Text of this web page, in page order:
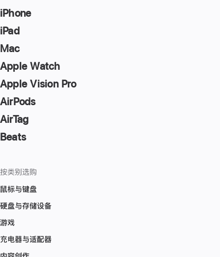
iPhone
iPad
Mac
Apple Watch
Apple Vision Pro
AirPods
AirTag
Beats
按类别选购
鼠标与键盘
硬盘与存储设备
游戏
充电器与适配器